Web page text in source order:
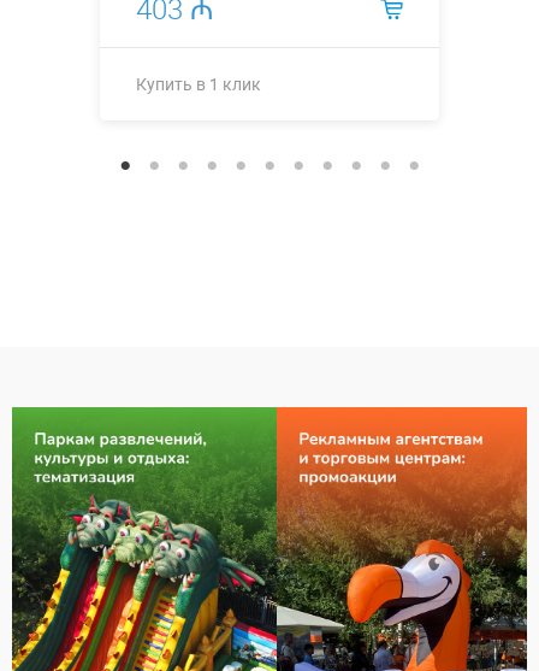
403 ₼
Купить в 1 клик